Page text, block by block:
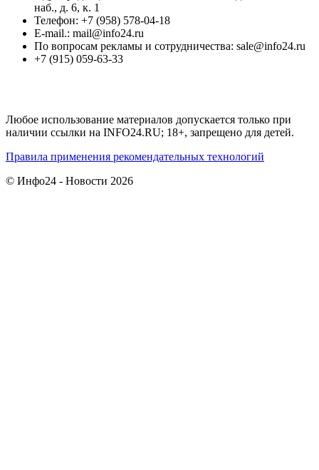
наб., д. 6, к. 1
Телефон: +7 (958) 578-04-18
E-mail.: mail@info24.ru
По вопросам рекламы и сотрудничества: sale@info24.ru
+7 (915) 059-63-33
Любое использование материалов допускается только при
наличии ссылки на INFO24.RU; 18+, запрещено для детей.
Правила применения рекомендательных технологий
© Инфо24 - Новости 2026